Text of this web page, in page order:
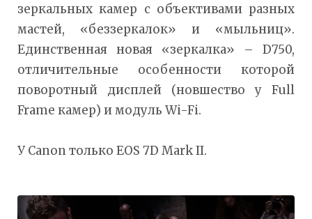
зеркальных камер с объективами разных
мастей, «беззеркалок» и «мыльниц».
Единственная новая «зеркалка» – D750,
отличительные особенности которой
поворотный дисплей (новшество у Full
Frame камер) и модуль Wi-Fi.
У Canon только EOS 7D Mark II.